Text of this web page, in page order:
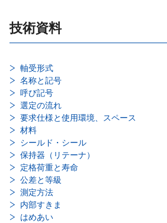
技術資料
軸受形式
名称と記号
呼び記号
選定の流れ
要求仕様と使用環境、スペース
材料
シールド・シール
保持器（リテーナ）
定格荷重と寿命
公差と等級
測定方法
内部すきま
はめあい